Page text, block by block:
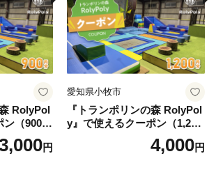
RolyPol
ン（900
円
愛知県小牧市
『トランポリンの森 RolyPol
y』で使えるクーポン（1,200
4,000円